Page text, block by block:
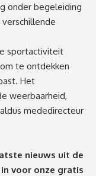
onder begeleiding
sportactiviteit
te ontdekken
Het
weerbaarheid,
mededirecteur
nieuws uit de
in voor onze gratis